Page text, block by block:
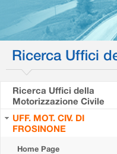
Ricerca Uffici
Ricerca Uffici della
Motorizzazione Civile
UFF. MOT. CIV. DI
FROSINONE
Home Page